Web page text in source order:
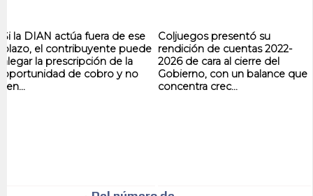
Si la DIAN actúa fuera de ese
plazo, el contribuyente puede
alegar la prescripción de la
oportunidad de cobro y no
ten...
Coljuegos presentó su
rendición de cuentas 2022-
2026 de cara al cierre del
Gobierno, con un balance que
concentra crec...